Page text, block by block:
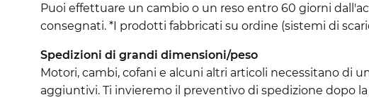
Puoi effettuare un cambio o un reso entro 60 giorni
consegnati. *I prodotti fabbricati su ordine (sistemi di
Spedizioni di grandi dimensioni/peso
Motori, cambi, cofani e alcuni altri articoli necessitano di
aggiuntivi. Ti invieremo il preventivo di spedizione dopo